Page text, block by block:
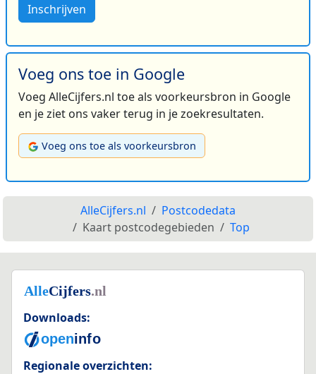
Inschrijven
Voeg ons toe in Google
Voeg AlleCijfers.nl toe als voorkeursbron in Google
en je ziet ons vaker terug in je zoekresultaten.
Voeg ons toe als voorkeursbron
AlleCijfers.nl
Postcodedata
Kaart postcodegebieden
Top
Downloads:
Regionale overzichten: